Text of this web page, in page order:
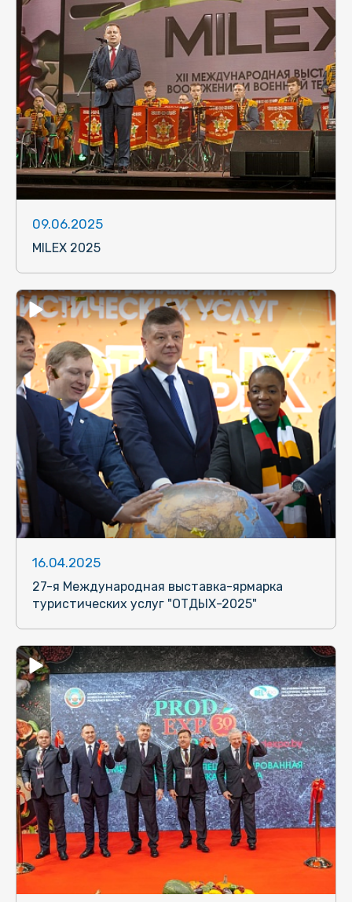
09.06.2025
MILEX 2025
16.04.2025
27-я Международная выставка-ярмарка
туристических услуг "ОТДЫХ-2025"